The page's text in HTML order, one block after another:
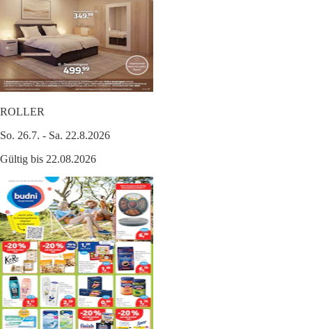
ROLLER
So. 26.7. - Sa. 22.8.2026
Gültig bis 22.08.2026